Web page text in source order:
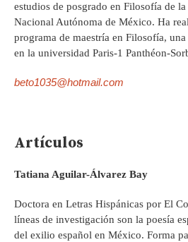
estudios de posgrado en Filosofía de
Nacional Autónoma de México. Ha
programa de maestría en Filosofía,
en la universidad Paris-1 Panthéon-
beto1035@hotmail.com
Artículos
Tatiana Aguilar-Álvarez Bay
Doctora en Letras Hispánicas por El
líneas de investigación son la poesía
del exilio español en México. Forma